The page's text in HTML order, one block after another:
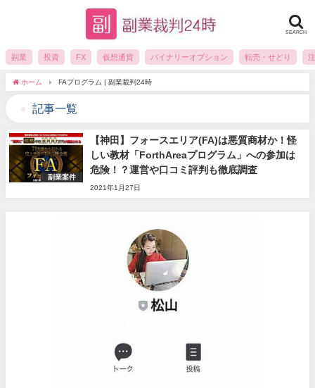
SEARCH
副業 投資 FX 仮想通貨 バイナリーオプション 転売・せどり
ホーム FAプログラム | 副業裁判24時
記事一覧
副業案件
【神田】フォースエリア(FA)は悪質商材か！怪
しい教材「ForthAreaプログラム」への参加は
危険！？運営や口コミ評判も徹底調査
2021年1月27日